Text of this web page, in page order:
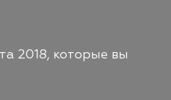
2018, которые вы